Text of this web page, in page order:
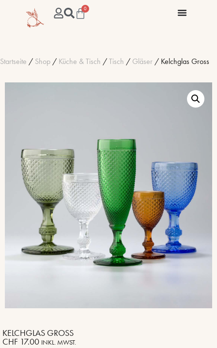
0
Startseite / Shop / Küche & Tisch /Tisch / Gläser / Kelchglas Gross
KELCHGLAS GROSS
CHF 17.00 INKL. MWST.